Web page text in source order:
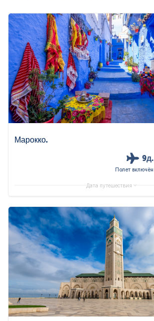
Марокко.
9д.
Полет включён
Дата путешествия